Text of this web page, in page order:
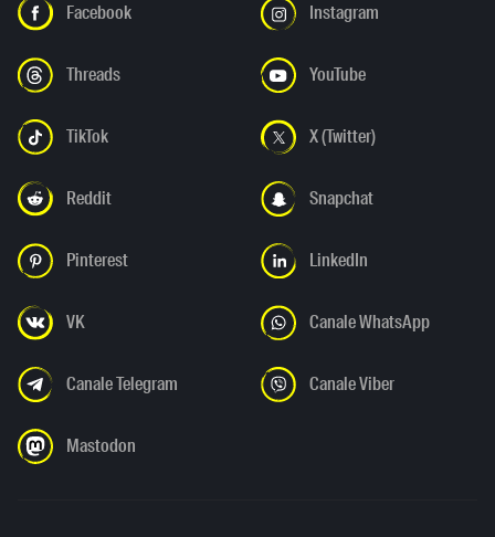
Facebook Instagram
Threads YouTube
TikTok X (Twitter)
Reddit Snapchat
Pinterest LinkedIn
VK Canale WhatsApp
Canale Telegram Canale Viber
Mastodon